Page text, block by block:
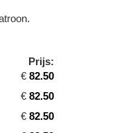
Prijs:
€ 82.50
€ 82.50
€ 82.50